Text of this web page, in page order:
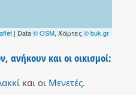
| Data© OSM, Χάρτες © buk.gr
ανήκουν και οι οικισμοί:
και οι Μενετές.